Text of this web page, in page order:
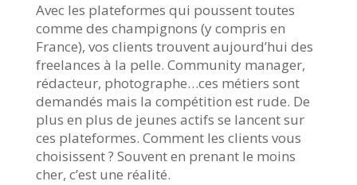
Avec les plateformes qui poussent toutes
comme des champignons (y compris en
France), vos clients trouvent aujourd’hui des
freelances à la pelle. Community manager,
rédacteur, photographe…ces métiers sont
demandés mais la compétition est rude. De
plus en plus de jeunes actifs se lancent sur
ces plateformes. Comment les clients vous
choisissent ? Souvent en prenant le moins
cher, c’est une réalité.